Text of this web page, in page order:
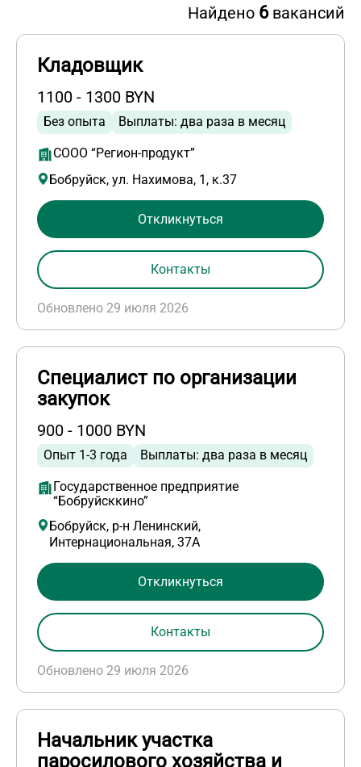
Найдено 6вакансий
Кладовщик
1100 - 1300 BYN
Без опыта Выплаты: два раза в месяц
СООО “Регион-продукт”
Бобруйск, ул. Нахимова, 1, к.37
Обновлено 29 июля 2026
Откликнуться
Контакты
Специалист по организации
закупок
900 - 1000 BYN
Опыт 1-3 года Выплаты: два раза в месяц
Государственное предприятие
“Бобруйсккино”
Бобруйск, р-н Ленинский,
Интернациональная, 37А
Обновлено 29 июля 2026
Откликнуться
Контакты
Начальник участка
паросилового хозяйства и